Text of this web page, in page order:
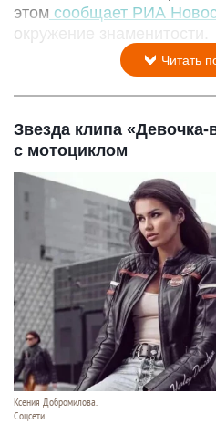
этом сообщает РИА
окружение знаменитости.
Читать
Звезда клипа
с мотоциклом
Ксения Добромилова.
Соцсети